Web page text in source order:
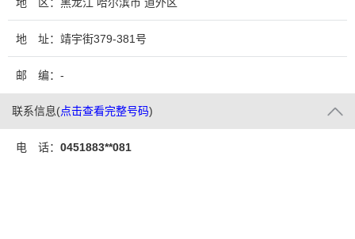
地 址：靖宇街379-381号
邮 编：-
联系信息(点击查看完整号码)
电 话： 0451883**081